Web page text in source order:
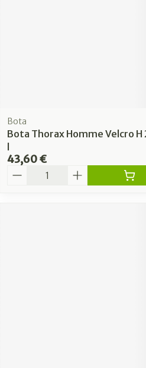
Bota
Bota Thorax Homme Velcro H
l
43,60 €
Quantité